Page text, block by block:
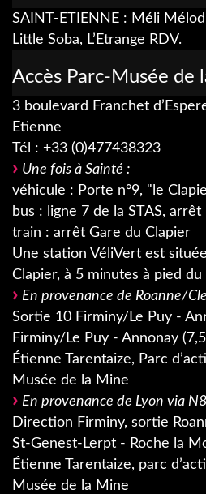
SAINT-ETIENNE : Méli
Little Soba, L’Etrange RDV.
Accès Parc-Musée de
3 boulevard Franchet
Etienne
Tél : +33 (0)477438323
Une fois à Sainté :
véhicule : Porte n°9, "le
bus : ligne 7 de la STAS,
train : arrêt Gare du Clapier
Une station VéliVert est
Clapier, à 5 minutes à pied du
En provenance de Roanne/
Sortie 10 Firminy/Le Puy -
Firminy/Le Puy - Annonay
Étienne Tarentaize, Parc
Musée de la Mine
En provenance de Lyon via
Direction Firminy, sortie
St-Genest-Lerpt - Roche la
Étienne Tarentaize, parc
Musée de la Mine